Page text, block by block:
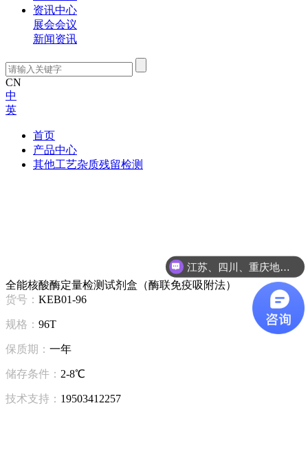
资讯中心
展会会议
新闻资讯
CN
中
英
首页
产品中心
其他工艺杂质残留检测
全能核酸酶定量检测试剂盒（酶联免疫吸附法）
货号： KEB01-96
规格： 96T
保质期： 一年
储存条件： 2-8℃
技术支持： 19503412257